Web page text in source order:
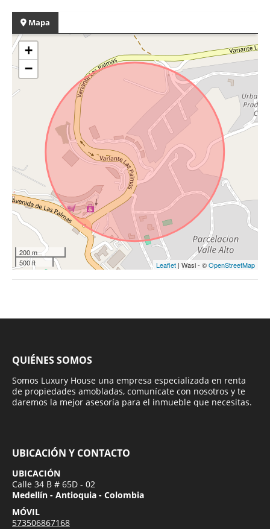
Mapa
+
−
200 m
500 ft
Leaflet | Wasi - ©OpenStreetMap
QUIÉNES SOMOS
Somos Luxury House una empresa especializada en renta
de propiedades amobladas, comunícate con nosotros y te
daremos la mejor asesoría para el inmueble que necesitas.
UBICACIÓN Y CONTACTO
UBICACIÓN
Calle 34 B # 65D - 02
Medellín - Antioquia - Colombia
MÓVIL
573506867168